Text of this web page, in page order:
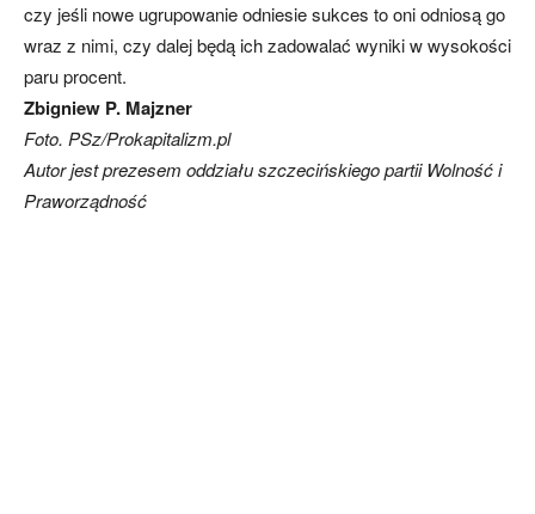
czy jeśli nowe ugrupowanie odniesie sukces to oni odniosą go
wraz z nimi, czy dalej będą ich zadowalać wyniki w wysokości
paru procent.
Zbigniew P. Majzner
Foto. PSz/Prokapitalizm.pl
Autor jest prezesem oddziału szczecińskiego partii Wolność i
Praworządność